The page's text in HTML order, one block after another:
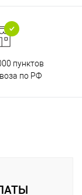
пунктов
по РФ